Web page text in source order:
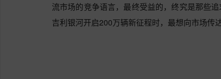
流市场的竞争语言，最终受益的，终究是那些
吉利银河开启200万辆新征程时，最想向市场传